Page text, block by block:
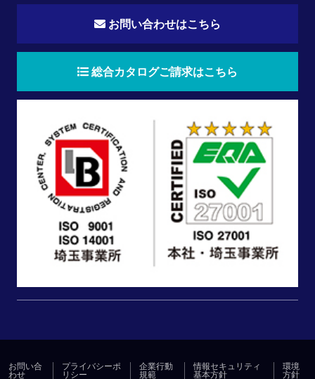
お問い合わせはこちら
総合カタログご請求はこちら
お問い合
わせ
プライバシーポ
リシー
企業行動
規範
情報セキュリティ
基本方針
環境
方針